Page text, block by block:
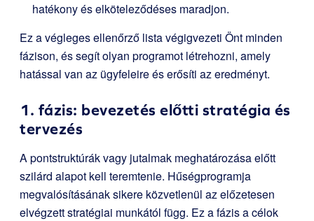
hatékony és elköteleződéses maradjon.
Ez a végleges ellenőrző lista végigvezeti Önt minden
fázison, és segít olyan programot létrehozni, amely
hatással van az ügyfeleire és erősíti az eredményt.
1. fázis: bevezetés előtti stratégia és
tervezés
A pontstruktúrák vagy jutalmak meghatározása előtt
szilárd alapot kell teremtenie. Hűségprogramja
megvalósításának sikere közvetlenül az előzetesen
elvégzett stratégiai munkától függ. Ez a fázis a célok